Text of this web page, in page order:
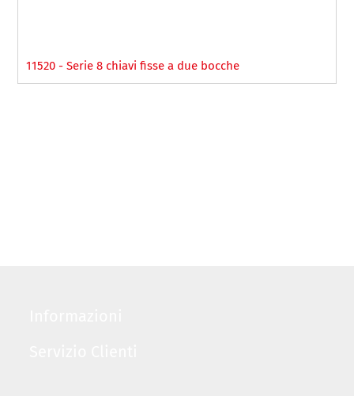
11520 - Serie 8 chiavi fisse a due bocche